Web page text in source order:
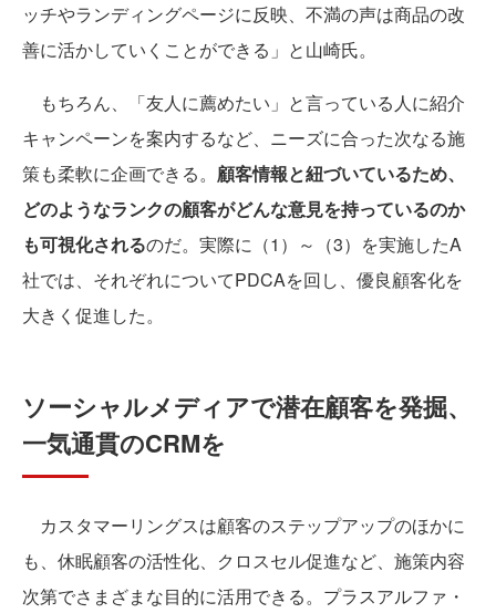
ッチやランディングページに反映、不満の声は商品の改
善に活かしていくことができる」と山崎氏。
もちろん、「友人に薦めたい」と言っている人に紹介
キャンペーンを案内するなど、ニーズに合った次なる施
策も柔軟に企画できる。 顧客情報と紐づいているため、
どのようなランクの顧客がどんな意見を持っているのか
も可視化されるのだ。実際に（1）～（3）を実施したA
社では、それぞれについてPDCAを回し、優良顧客化を
大きく促進した。
ソーシャルメディアで潜在顧客を発掘、
一気通貫のCRMを
カスタマーリングスは顧客のステップアップのほかに
も、休眠顧客の活性化、クロスセル促進など、施策内容
次第でさまざまな目的に活用できる。プラスアルファ・